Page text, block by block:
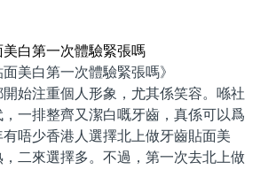
白第一次體驗緊張嗎
白第一次體驗緊張嗎》
注重個人形象，尤其係笑容。喺社
一排整齊又潔白嘅牙齒，真係可以爲
有唔少香港人選擇北上做牙齒貼面美
二來選擇多。不過，第一次去北上做